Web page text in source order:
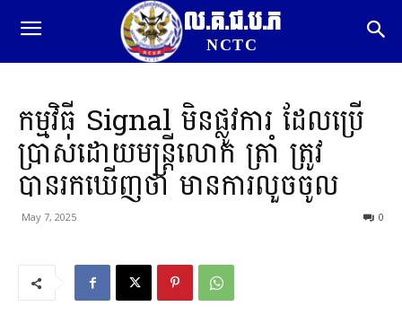
ល.គ.ជ.ប.ភ
NCTC
កម្មវិធី Signal មិនផ្លូវការ ដែលប្រើ
ប្រាស់ដោយមន្រ្តីលោក ត្រាំ ត្រូវ
បានរកឃើញថា មានការលួចចូល
May 7, 2025 0